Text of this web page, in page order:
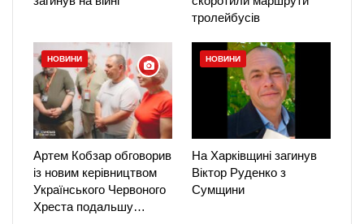
тролейбусів
НОВИНИ
Артем Кобзар обговорив
із новим керівництвом
Українського Червоного
Хреста подальшу…
НОВИНИ
На Харківщині загинув
Віктор Руденко з
Сумщини